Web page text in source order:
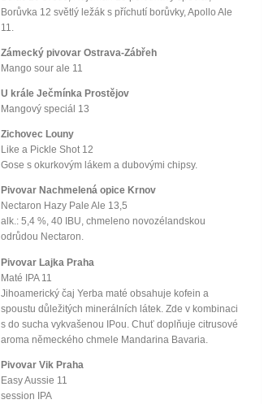
Borůvka 12 světlý ležák s příchutí borůvky, Apollo Ale
11.
Zámecký pivovar Ostrava-Zábřeh
Mango sour ale 11
U krále Ječmínka Prostějov
Mangový speciál 13
Zichovec Louny
Like a Pickle Shot 12
Gose s okurkovým lákem a dubovými chipsy.
Pivovar Nachmelená opice Krnov
Nectaron Hazy Pale Ale 13,5
alk.: 5,4 %, 40 IBU, chmeleno novozélandskou
odrůdou Nectaron.
Pivovar Lajka Praha
Maté IPA 11
Jihoamerický čaj Yerba maté obsahuje kofein a
spoustu důležitých minerálních látek. Zde v kombinaci
s do sucha vykvašenou IPou. Chuť doplňuje citrusové
aroma německého chmele Mandarina Bavaria.
Pivovar Vik Praha
Easy Aussie 11
session IPA